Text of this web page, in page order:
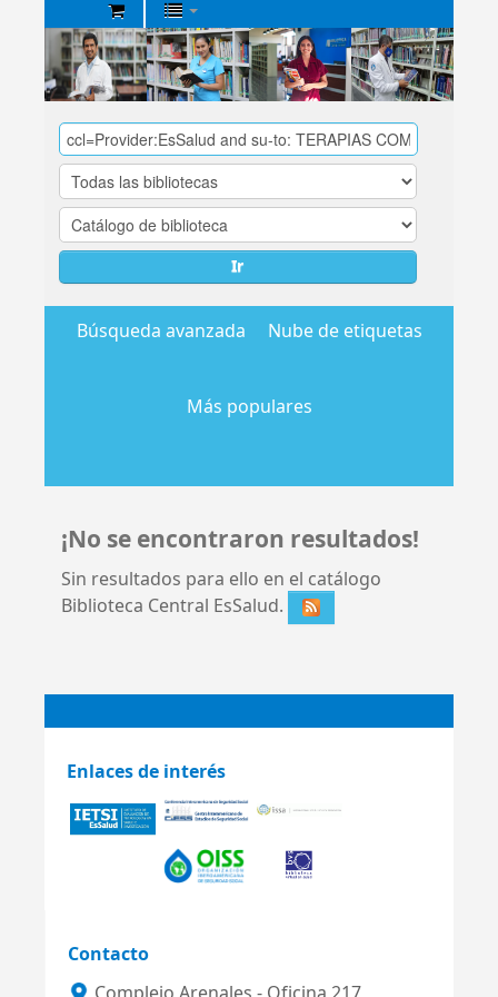
Biblioteca
Central
EsSalud
Ir
Búsqueda avanzada Nube de etiquetas
Más populares
¡No se encontraron resultados!
Sin resultados para ello en el catálogo
Biblioteca Central EsSalud.
Enlaces de interés
Contacto